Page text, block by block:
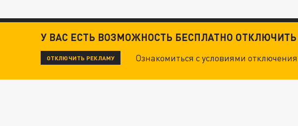
У ВАС ЕСТЬ ВОЗМОЖНОСТЬ БЕСПЛАТНО
ОТКЛЮЧИТЬ РЕКЛАМУ Ознакомиться с условиями